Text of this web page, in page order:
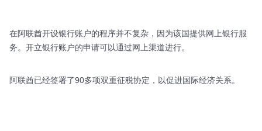
在阿联酋开设银行账户的程序并不复杂，因为该国提供网上银行服
务。开立银行账户的申请可以通过网上渠道进行。
阿联酋已经签署了90多项双重征税协定，以促进国际经济关系。